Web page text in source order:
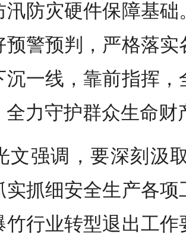
汛防灾硬件保障基
预警预判，严格落
沉一线，靠前指挥
全力守护群众生命财
文强调，要深刻汲
实抓细安全生产各
竹行业转型退出工